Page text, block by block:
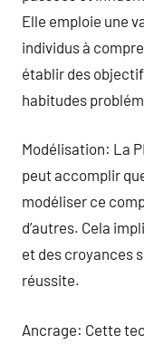
Elle emploie une
individus à
établir des
habitudes
Modélisation: La
peut accomplir
modéliser ce
d’autres. Cela
et des croyances
réussite.
Ancrage: Cette